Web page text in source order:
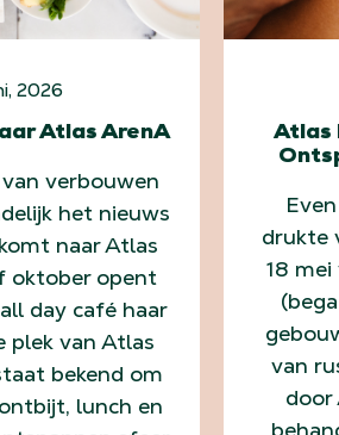
2026
Atlas ArenA
verbouwen
het nieuws
naar Atlas
oktober opent
day café haar
plek van Atlas
bekend om
lunch en
Atlas
drukte
18
van
door